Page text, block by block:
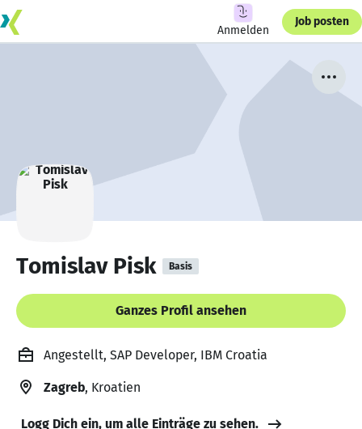
Anmelden
Job posten
Tomislav Pisk Basis
Ganzes Profil ansehen
Angestellt, SAP Developer, IBM Croatia
Zagreb, Kroatien
Logg Dich ein, um alle Einträge zu sehen.